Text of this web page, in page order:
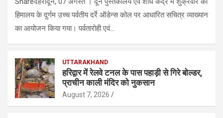
हिमालय के दुर्गम उच्च पर्वतीय दर्रे ऑडेन्स कोल पर आधारित सचित्र व्याख्यान
का आयोजन किया गया। पर्वतारोही एवं…
UTTARAKHAND
हरिद्वार में रेलवे टनल के पास पहाड़ी से गिरे बोल्डर,
प्राचीन काली मंदिर को नुकसान
August 7, 2026